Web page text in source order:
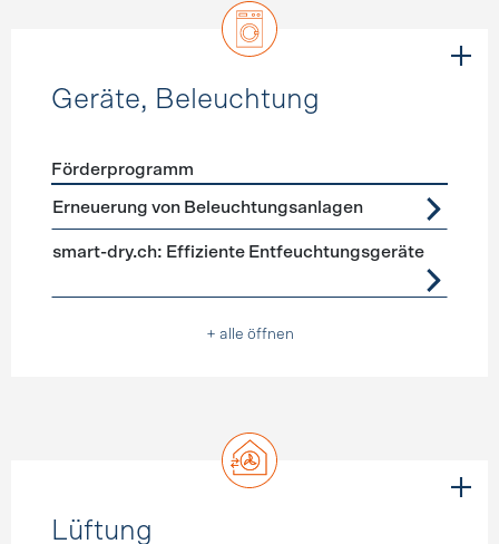
Geräte, Beleuchtung
Förderprogramme Geräte, Beleuchtung
Förderprogramm
Erneuerung von Beleuchtungsanlagen
smart-dry.ch: Effiziente Entfeuchtungsgeräte
+ alle öffnen
Lüftung